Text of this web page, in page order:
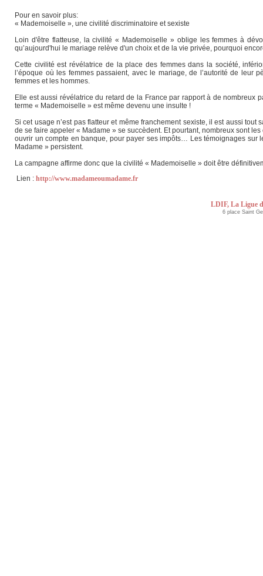
Pour en savoir plus:
« Mademoiselle », une civilité discriminatoire et sexiste
Loin d'être flatteuse, la civilité « Mademoiselle » oblige les femmes à
qu’aujourd'hui le mariage relève d'un choix et de la vie privée, pourquoi
Cette civilité est révélatrice de la place des femmes dans la société,
l’époque où les femmes passaient, avec le mariage, de l’autorité de leur
femmes et les hommes.
Elle est aussi révélatrice du retard de la France par rapport à de nombreux
terme « Mademoiselle » est même devenu une insulte !
Si cet usage n’est pas flatteur et même franchement sexiste, il est aussi
de se faire appeler « Madame » se succèdent. Et pourtant, nombreux sont
ouvrir un compte en banque, pour payer ses impôts… Les témoignages
Madame » persistent.
La campagne affirme donc que la civilité « Mademoiselle » doit être
Lien : http://www.madameoumadame.fr
LDIF, La Ligue
6 place Saint